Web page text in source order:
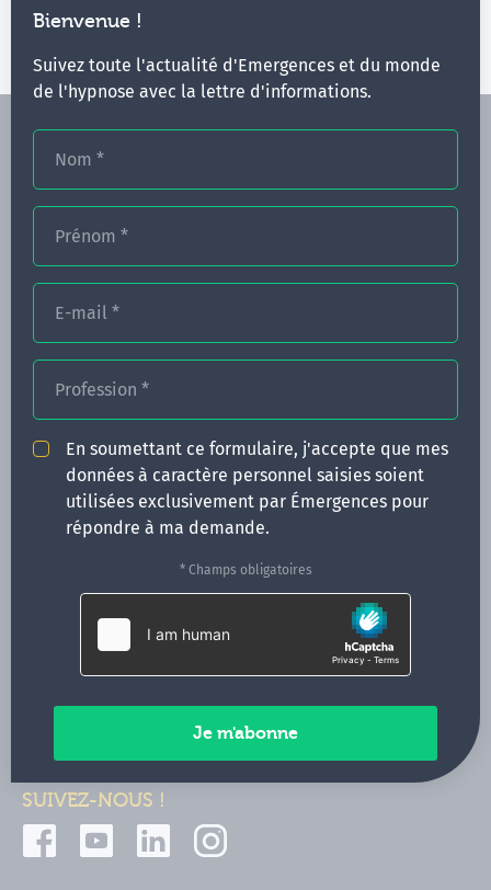
Bienvenue !
Suivez toute l'actualité d'Emergences et du monde
de l'hypnose avec la lettre d'informations.
Nom *
Prénom *
E-mail *
Profession *
En soumettant ce formulaire, j'accepte que mes
données à caractère personnel saisies soient
utilisées exclusivement par Émergences pour
répondre à ma demande.
* Champs obligatoires
CONGRÈS
ACTUALITÉS
INFOS PRATIQUES
Qui sommes-nous ?
CONTACT
35000 Rennes
02 99 05 25 47
Contactez-nous
Paiements sécurisés
SUIVEZ-NOUS !